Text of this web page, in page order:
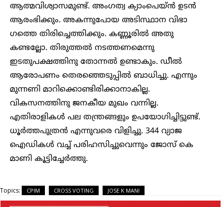
ആത്മവിശ്വാസമുണ്ട്. അം​ഗത്വ ക്യാംപെയ്ൻ ഉടൻ
ആരംഭിക്കും. അകന്നുപോയ അടിസ്ഥാന വിഭാ​
ഗത്തെ തിരിച്ചെത്തിക്കും. കണ്ണൂരിൽ അതു
കണ്ടല്ലോ. തിരുത്തൽ നടത്തണമെന്നു
ഇടതുപക്ഷത്തിനു തോന്നൽ ഉണ്ടാകും. ഡീൽ
ആരോപണം തെരഞ്ഞെടുപ്പിൽ ബാധിച്ചു. എന്നും
മുന്നണി മാറിക്കൊണ്ടിരിക്കാനാകില്ല.
വികസനത്തിനു ജനകീയ മുഖം വന്നില്ല.
എതിരാളികൾ പല തന്ത്രങ്ങളും ഉപയോ​ഗിച്ചിട്ടുണ്ട്.
ധൂർത്തപുത്രൻ എന്നുവരെ വിളിച്ചു. 344 വ്യാജ
ഐഡികൾ വച്ച് പരിഹസിച്ചുവെന്നും ജോസ് കെ
മാണി കൂട്ടിച്ചേർത്തു.
Topics: CPIM CROSS VOTING JOSE K MANI